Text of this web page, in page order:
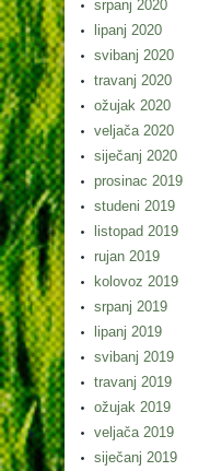
srpanj 2020
lipanj 2020
svibanj 2020
travanj 2020
ožujak 2020
veljača 2020
siječanj 2020
prosinac 2019
studeni 2019
listopad 2019
rujan 2019
kolovoz 2019
srpanj 2019
lipanj 2019
svibanj 2019
travanj 2019
ožujak 2019
veljača 2019
siječanj 2019